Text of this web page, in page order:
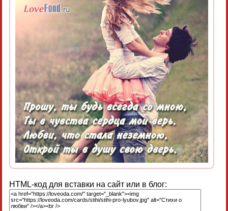
HTML-код для вставки на сайт или в блог: